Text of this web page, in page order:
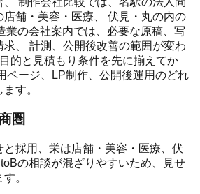
店舗・美容・医療、 伏見・丸の内の
業の会社案内では、必要な原稿、写
、 計測、公開後改善の範囲が変わ
的と見積もり条件を先に揃えてか
ページ、LP制作、公開後運用のどれ
す。
圏
採用、栄は店舗・美容・医療、伏
の相談が混ざりやすいため、見せ
。